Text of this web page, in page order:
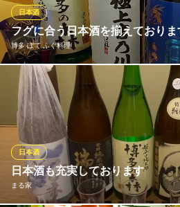
博多ほたる 西中洲本店
本格藁焼きと鮮魚居酒屋
西鉄天神大牟田線西鉄福岡（天神）
福岡県福岡市中央区西中洲5-9
フグに合う日本酒を揃えておりま
博多 ぼて ふぐ料理
日本酒
ふく料理の定番【ひれ酒】をはじめ、
メ、季節の限定酒などお楽しみいただ
博多 ぼて ふぐ料理
ふぐ料理専門
地下鉄空港線中洲川端駅1番出口 徒
福岡県福岡市中央区西中洲1-5 みつるビル1F
日本酒も充実しております
まる家
日本酒